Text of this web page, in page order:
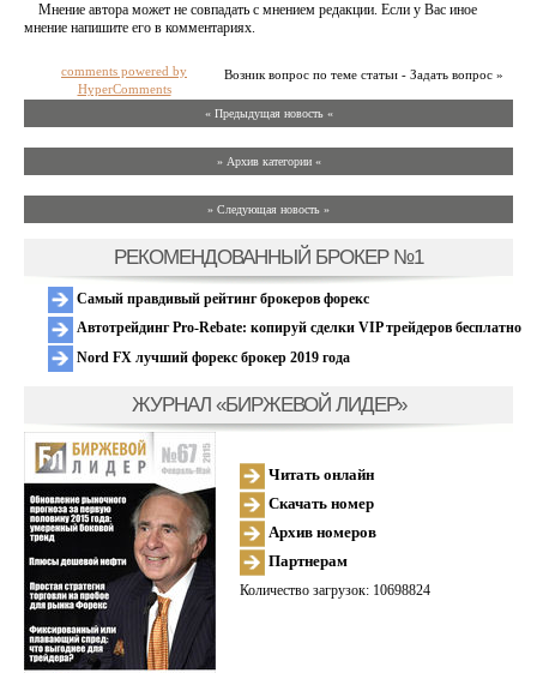
Мнение автора может не совпадать с мнением редакции. Если у Вас иное
мнение напишите его в комментариях.
Возник вопрос по теме статьи - Задать вопрос »
comments powered by
HyperComments
« Предыдущая новость «
» Архив категории «
» Следующая новость »
РЕКОМЕНДОВАННЫЙ БРОКЕР №1
Самый правдивый рейтинг брокеров форекс
Автотрейдинг Pro-Rebate: копируй сделки VIP трейдеров бесплатно
Nord FX лучший форекс брокер 2019 года
ЖУРНАЛ «БИРЖЕВОЙ ЛИДЕР»
Читать онлайн
Скачать номер
Архив номеров
Партнерам
Количество загрузок: 10698824